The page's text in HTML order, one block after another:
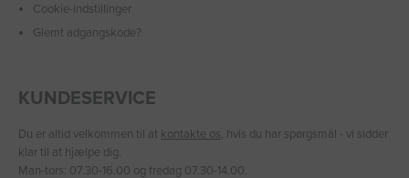
Cookie-indstillinger
Glemt adgangskode?
KUNDESERVICE
Du er altid velkommen til at kontakte os, hvis du har spørgsmål - vi sidder
klar til at hjælpe dig.
Man-tors: 07.30-16.00 og fredag 07.30-14.00.